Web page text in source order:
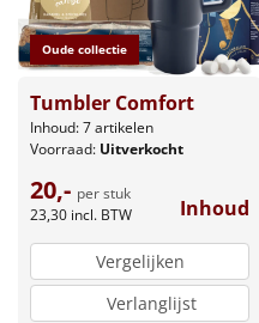
Oude collectie
Tumbler Comfort
Inhoud: 7 artikelen
Voorraad: Uitverkocht
20,- per stuk
23,30 incl. BTW Inhoud
Vergelijken
Verlanglijst